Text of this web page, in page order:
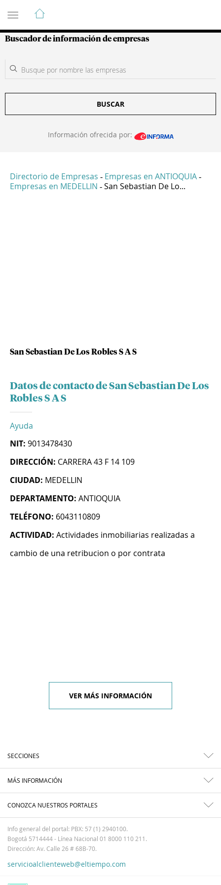
Guía de Empresas Colombianas
Buscador de información de empresas
BUSCAR
Información ofrecida por:
Directorio de Empresas - Empresas en ANTIOQUIA -
Empresas en MEDELLIN - San Sebastian De Lo...
San Sebastian De Los Robles S A S
Datos de contacto de San Sebastian De Los
Robles S A S
Ayuda
NIT: 9013478430
DIRECCIÓN: CARRERA 43 F 14 109
CIUDAD: MEDELLIN
DEPARTAMENTO: ANTIOQUIA
TELÉFONO: 6043110809
ACTIVIDAD: Actividades inmobiliarias realizadas a
cambio de una retribucion o por contrata
VER MÁS INFORMACIÓN
SECCIONES
MÁS INFORMACIÓN
CONOZCA NUESTROS PORTALES
Info general del portal: PBX: 57 (1) 2940100.
Bogotá 5714444 - Línea Nacional 01 8000 110 211.
Dirección: Av. Calle 26 # 68B-70.
servicioalclienteweb@eltiempo.com